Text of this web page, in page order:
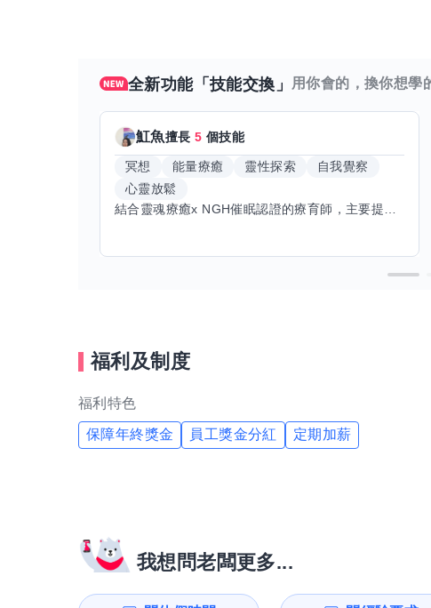
全新功能「技能交換」 用你會的，換你想學
魟魚擅長5 個技能
冥想 能量療癒 靈性探索
自我覺察
心靈放鬆
結合靈魂療癒x NGH催眠認證的療育師，主要提供潛意識探索和靈魂導向的催眠療育。你會全程100%清醒跟我對話。
福利及制度
福利特色
保障年終獎金 員工獎金分紅 定期加薪
我想問老闆更多...